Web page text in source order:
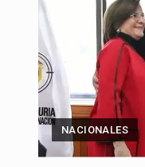
NACIONALES